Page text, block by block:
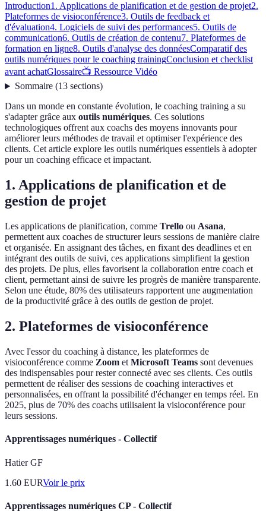
Introduction1. Applications de planification et de gestion de projet2.
Plateformes de visioconférence3. Outils de feedback et
d'évaluation4. Logiciels de suivi des performances5. Outils de
communication6. Outils de création de contenu7. Plateformes de
formation en ligne8. Outils d'analyse des donnéesComparatif des
outils numériques pour le coaching trainingConclusion et checklist
avant achatGlossaire📺 Ressource Vidéo
Sommaire(13 sections)
Dans un monde en constante évolution, le coaching training a su
s'adapter grâce aux outils numériques. Ces solutions
technologiques offrent aux coachs des moyens innovants pour
améliorer leurs méthodes de travail et optimiser l'expérience des
clients. Cet article explore les outils numériques essentiels à adopter
pour un coaching efficace et impactant.
1. Applications de planification et de
gestion de projet
Les applications de planification, comme Trello ou Asana,
permettent aux coaches de structurer leurs sessions de manière claire
et organisée. En assignant des tâches, en fixant des deadlines et en
intégrant des outils de suivi, ces applications simplifient la gestion
des projets. De plus, elles favorisent la collaboration entre coach et
client, permettant ainsi de suivre les progrès de manière transparente.
Selon une étude, 80% des utilisateurs rapportent une augmentation
de la productivité grâce à des outils de gestion de projet.
2. Plateformes de visioconférence
Avec l'essor du coaching à distance, les plateformes de
visioconférence comme Zoom et Microsoft Teams sont devenues
des indispensables pour rester connecté avec ses clients. Ces outils
permettent de réaliser des sessions de coaching interactives et
personnalisées, en offrant la possibilité d'échanger en temps réel. En
2025, plus de 70% des coachs utilisaient la visioconférence pour
leurs sessions.
Apprentissages numériques - Collectif
Hatier GF
1.60 EURVoir le prix
Apprentissages numériques CP - Collectif